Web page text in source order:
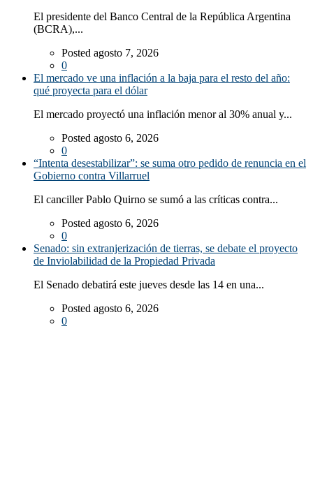
El presidente del Banco Central de la República Argentina
(BCRA),...
Posted agosto 7, 2026
0
El mercado ve una inflación a la baja para el resto del año:
qué proyecta para el dólar
El mercado proyectó una inflación menor al 30% anual y...
Posted agosto 6, 2026
0
“Intenta desestabilizar”: se suma otro pedido de renuncia en el
Gobierno contra Villarruel
El canciller Pablo Quirno se sumó a las críticas contra...
Posted agosto 6, 2026
0
Senado: sin extranjerización de tierras, se debate el proyecto
de Inviolabilidad de la Propiedad Privada
El Senado debatirá este jueves desde las 14 en una...
Posted agosto 6, 2026
0